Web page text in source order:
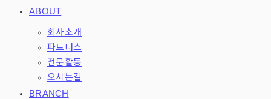
ABOUT
회사소개
파트너스
전문활동
오시는길
BRANCH